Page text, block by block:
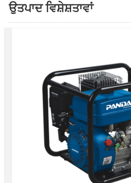
ਉਤਪਾਦ ਵਿਸ਼ੇਸ਼ਤਾਵਾਂ